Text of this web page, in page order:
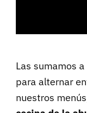
Las sumamos
para alternar
nuestros